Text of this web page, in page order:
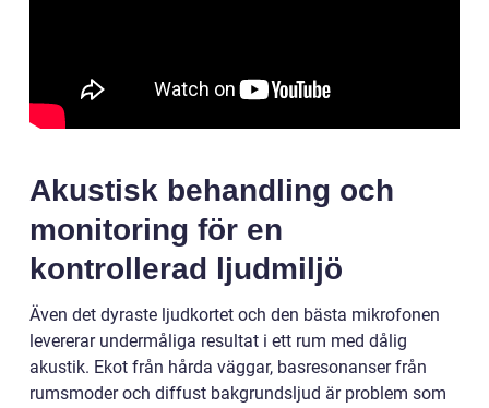
Akustisk behandling och
monitoring för en
kontrollerad ljudmiljö
Även det dyraste ljudkortet och den bästa mikrofonen
levererar undermåliga resultat i ett rum med dålig
akustik. Ekot från hårda väggar, basresonanser från
rumsmoder och diffust bakgrundsljud är problem som